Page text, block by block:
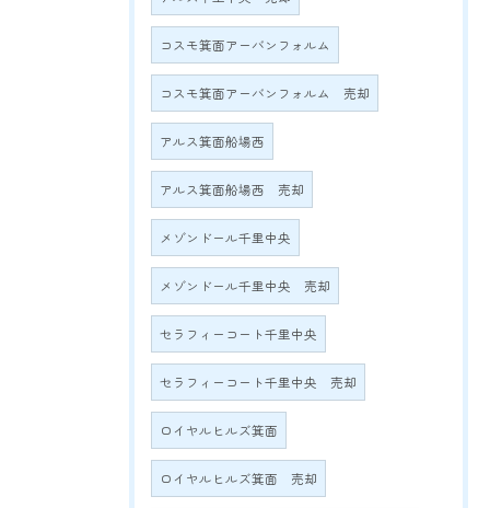
コスモ箕面アーバンフォルム
コスモ箕面アーバンフォルム 売却
アルス箕面船場西
アルス箕面船場西 売却
メゾンドール千里中央
メゾンドール千里中央 売却
セラフィーコート千里中央
セラフィーコート千里中央 売却
ロイヤルヒルズ箕面
ロイヤルヒルズ箕面 売却